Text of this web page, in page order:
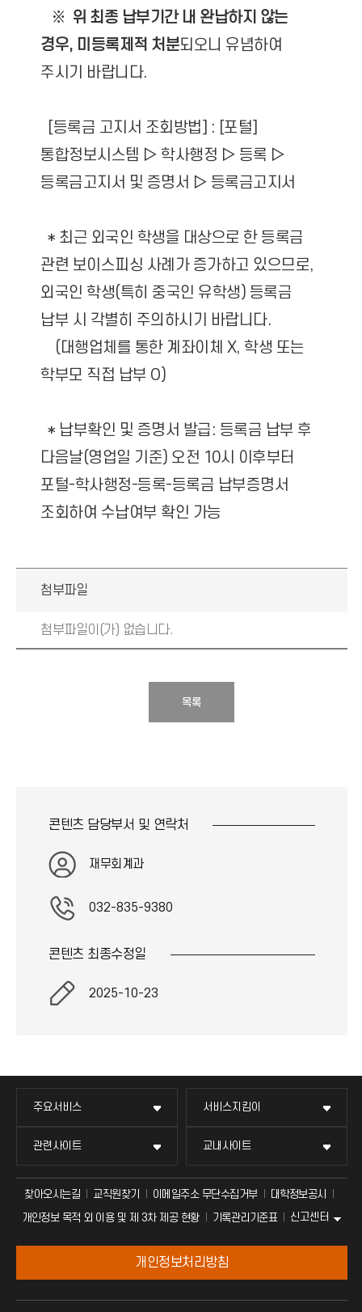
※ 위 최종 납부기간 내 완납하지 않는
경우, 미등록제적 처분되오니 유념하여
주시기 바랍니다.
[등록금 고지서 조회방법] : [포털]
통합정보시스템 ▷ 학사행정 ▷ 등록 ▷
등록금고지서 및 증명서 ▷ 등록금고지서
* 최근 외국인 학생을 대상으로 한 등록금
관련 보이스피싱 사례가 증가하고 있으므로,
외국인 학생(특히 중국인 유학생) 등록금
납부 시 각별히 주의하시기 바랍니다.
(대행업체를 통한 계좌이체 X, 학생 또는
학부모 직접 납부 O)
* 납부확인 및 증명서 발급: 등록금 납부 후
다음날(영업일 기준) 오전 10시 이후부터
포털-학사행정-등록-등록금 납부증명서
조회하여 수납여부 확인 가능
첨부파일
첨부파일이(가) 없습니다.
목록
콘텐츠 담당부서 및 연락처
재무회계과
032-835-9380
콘텐츠 최종수정일
2025-10-23
주요서비스 서비스지킴이
관련사이트 교내사이트
찾아오시는길 교직원찾기 이메일주소 무단수집거부
대학정보공시
개인정보 목적 외 이용 및 제 3차 제공 현황
기록관리기준표 신고센터
개인정보처리방침